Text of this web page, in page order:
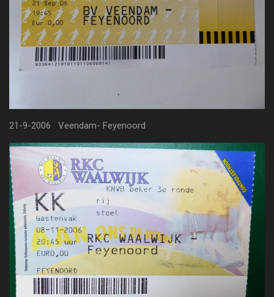
21-9-2006 Veendam- Feyenoord